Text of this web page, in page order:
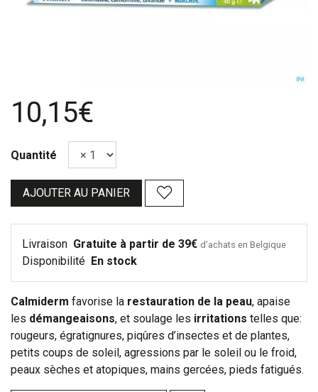
10,15€
Quantité
AJOUTER AU PANIER
Livraison Gratuite à partir de 39€ d’achats en Belgique
Disponibilité En stock
Calmiderm favorise la restauration de la peau, apaise
les démangeaisons, et soulage les irritations telles que:
rougeurs, égratignures, piqûres d’insectes et de plantes,
petits coups de soleil, agressions par le soleil ou le froid,
peaux sèches et atopiques, mains gercées, pieds fatigués.